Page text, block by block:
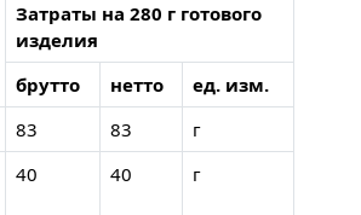
Затраты на 280 г готового
изделия
брутто
нетто
ед. изм.
83 83
г
40 40 г